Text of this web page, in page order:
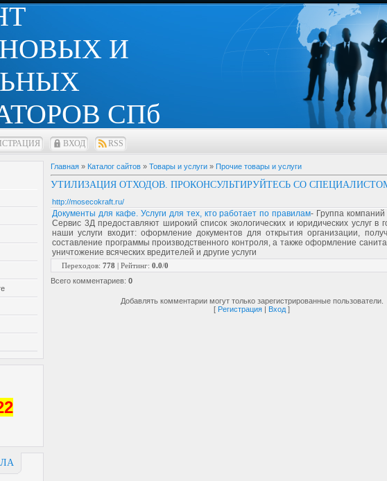
И
СПб
ВХОД RSS
Главная » Каталог сайтов » Товары и услуги » Прочие товары и услуги
УТИЛИЗАЦИЯ ОТХОДОВ. ПРОКОНСУЛЬТИРУЙТЕСЬ СО
http://mosecokraft.ru/
Документы для кафе. Услуги для тех, кто работает по правилам- Группа
Сервис 3Д предоставляют широкий список экологических и юридических услуг в
наши услуги входит: оформление документов для открытия организации,
составление программы производственного контроля, а также оформление
уничтожение всяческих вредителей и другие услуги
Переходов: 778 | Рейтинг: 0.0/0
Всего комментариев: 0
Добавлять комментарии могут только зарегистрированные пользователи.
[ Регистрация | Вход ]